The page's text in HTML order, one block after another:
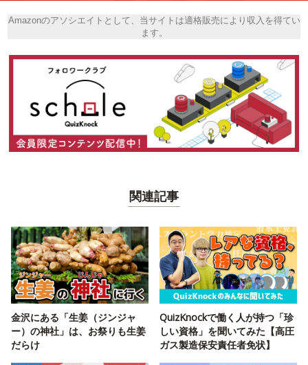
Amazonのアソシエイトとして、当サイトは適格販売により収入を得てい
ます。
関連記事
金沢にある「生姜（ジンジャ
ー）の神社」は、お祭りも生姜
だらけ
QuizKnockで働く人が持つ「珍
しい資格」を聞いてみた【高圧
ガス製造保安責任者免状】